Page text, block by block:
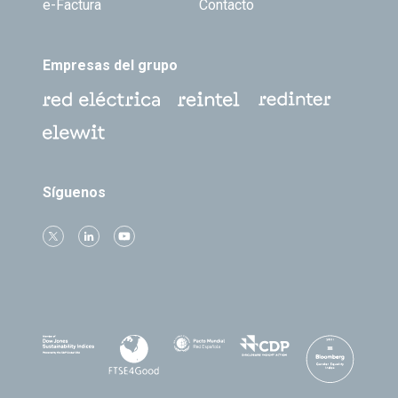
e-Factura
Contacto
Empresas del grupo
Síguenos